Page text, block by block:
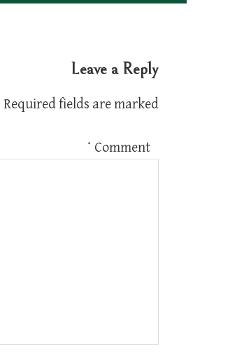
Leave a Reply
Required fields are marked
Comment
*